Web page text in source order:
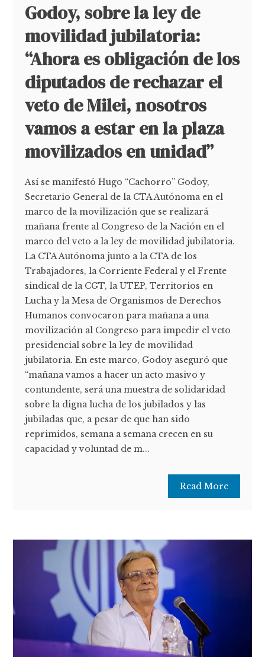
Godoy, sobre la ley de
movilidad jubilatoria:
“Ahora es obligación de los
diputados de rechazar el
veto de Milei, nosotros
vamos a estar en la plaza
movilizados en unidad”
Así se manifestó Hugo “Cachorro” Godoy,
Secretario General de la CTA Autónoma en el
marco de la movilización que se realizará
mañana frente al Congreso de la Nación en el
marco del veto a la ley de movilidad jubilatoria.
La CTA Autónoma junto a la CTA de los
Trabajadores, la Corriente Federal y el Frente
sindical de la CGT, la UTEP, Territorios en
Lucha y la Mesa de Organismos de Derechos
Humanos convocaron para mañana a una
movilización al Congreso para impedir el veto
presidencial sobre la ley de movilidad
jubilatoria. En este marco, Godoy aseguró que
“mañana vamos a hacer un acto masivo y
contundente, será una muestra de solidaridad
sobre la digna lucha de los jubilados y las
jubiladas que, a pesar de que han sido
reprimidos, semana a semana crecen en su
capacidad y voluntad de m...
Read More